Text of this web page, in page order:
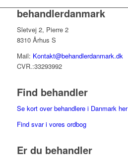
behandlerdanmark
Sletvej 2, Pierre 2
8310 Århus S
Mail: Kontakt@behandlerdanmark.dk
CVR.:33293992
Find behandler
Se kort over behandlere i Danmark her
Find svar i vores ordbog
Er du behandler